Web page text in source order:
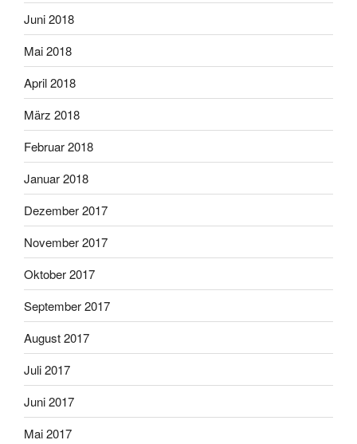
Juni 2018
Mai 2018
April 2018
März 2018
Februar 2018
Januar 2018
Dezember 2017
November 2017
Oktober 2017
September 2017
August 2017
Juli 2017
Juni 2017
Mai 2017